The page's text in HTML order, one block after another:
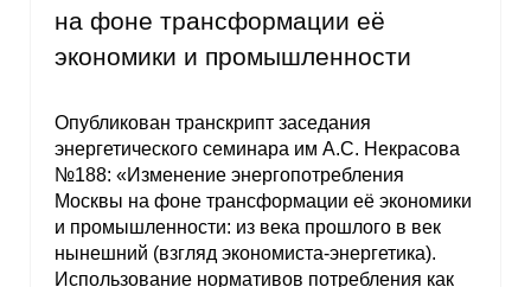
на фоне трансформации её
экономики и промышленности
Опубликован транскрипт заседания
энергетического семинара им А.С. Некрасова
№188: «Изменение энергопотребления
Москвы на фоне трансформации её экономики
и промышленности: из века прошлого в век
нынешний (взгляд экономиста-энергетика).
Использование нормативов потребления как